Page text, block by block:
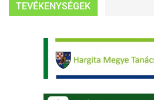
TEVÉKENYSÉGEK